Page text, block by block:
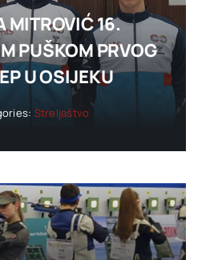
MITROVIĆ 16.
PUŠKOM PRVOG
U OSIJEKU
Streljaštvo